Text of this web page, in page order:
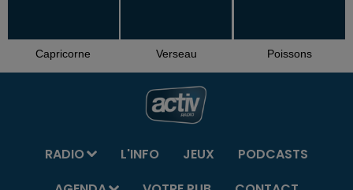
Capricorne Verseau Poissons
RADIO L'INFO JEUX
PODCASTS